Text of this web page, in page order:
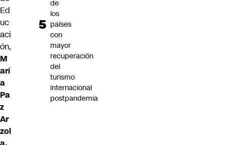
Ed
uc
aci
ón,
M
arí
a
Pa
z
Ar
zol
de
los
países
con
mayor
recuperación
del
turismo
internacional
postpandemia